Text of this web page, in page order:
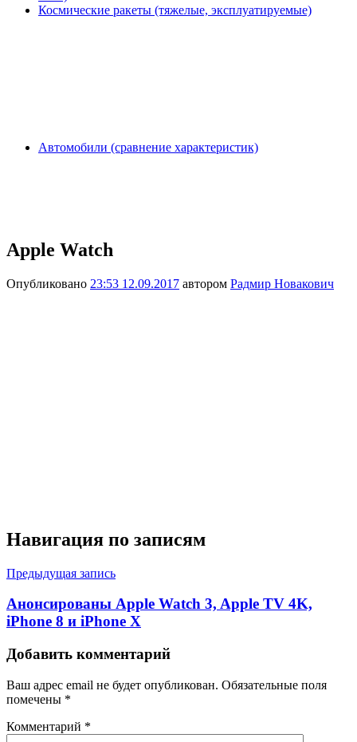
Космические ракеты (тяжелые, эксплуатируемые)
Автомобили (сравнение характеристик)
Apple Watch
Опубликовано 23:53 12.09.2017 автором Радмир Новакович
Навигация по записям
Предыдущая запись
Анонсированы Apple Watch 3, Apple TV 4K,
iPhone 8 и iPhone X
Добавить комментарий
Ваш адрес email не будет опубликован. Обязательные поля
помечены *
Комментарий *